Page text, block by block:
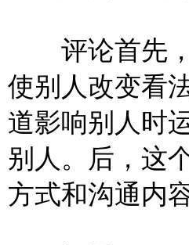
评论首先，
使别人改变看
道影响别人时
别人。后，这
方式和沟通内